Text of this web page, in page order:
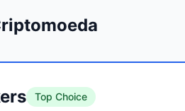
Top Choice